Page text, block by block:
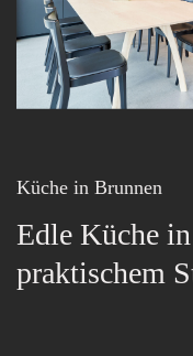
Küche in Brunnen
Edle Küche
praktischem